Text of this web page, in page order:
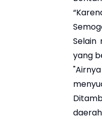
Selain
yang